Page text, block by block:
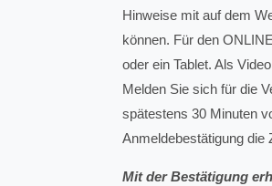
Hinweise mit auf dem
können. Für den
oder ein Tablet. Als
Melden Sie sich für die
spätestens 30 Minuten
Anmeldebestätigung die
Mit der Bestätigung